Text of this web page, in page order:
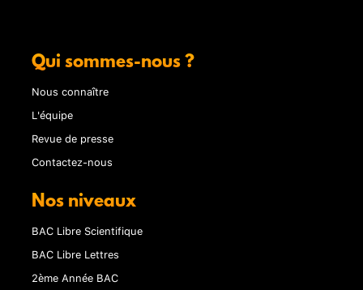
Qui sommes-nous ?
Nous connaître
L'équipe
Revue de presse
Contactez-nous
Nos niveaux
BAC Libre Scientifique
BAC Libre Lettres
2ème Année BAC